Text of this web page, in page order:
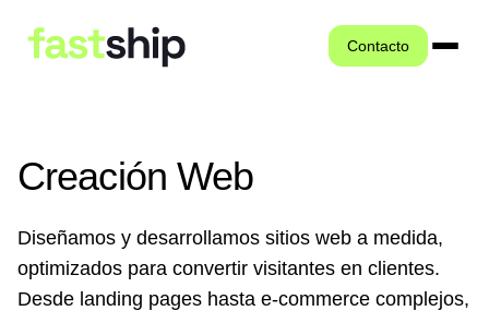
Contacto
Creación Web
Diseñamos y desarrollamos sitios web a medida,
optimizados para convertir visitantes en clientes.
Desde landing pages hasta e-commerce complejos,